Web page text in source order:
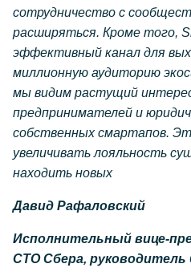
сотрудничество с
расширяться. Кроме того,
эффективный канал для
миллионную аудиторию
мы видим растущий
предпринимателей и
собственных смартапов.
увеличивать лояльность
находить новых
Давид Рафаловский
Исполнительный вице-
CTO Сбера, руководитель